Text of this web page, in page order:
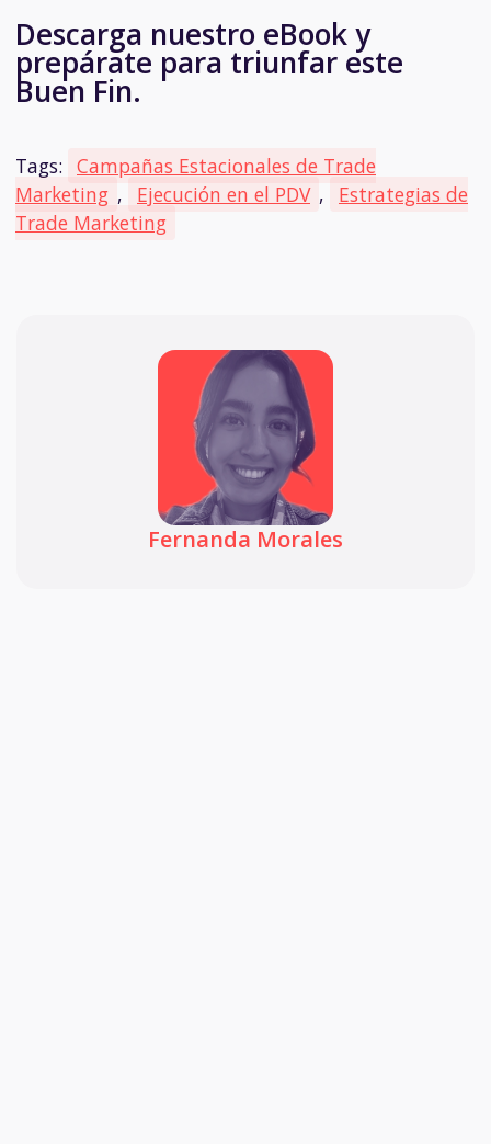
Descarga nuestro eBook y
prepárate para triunfar este
Buen Fin.
Tags: Campañas Estacionales de Trade
Marketing , Ejecución en el PDV ,
Estrategias de
Trade Marketing
Fernanda Morales